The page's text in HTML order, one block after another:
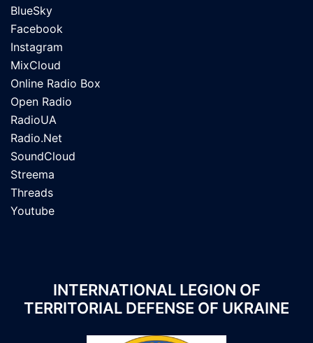
BlueSky
Facebook
Instagram
MixCloud
Online Radio Box
Open Radio
RadioUA
Radio.Net
SoundCloud
Streema
Threads
Youtube
INTERNATIONAL LEGION OF
TERRITORIAL DEFENSE OF UKRAINE